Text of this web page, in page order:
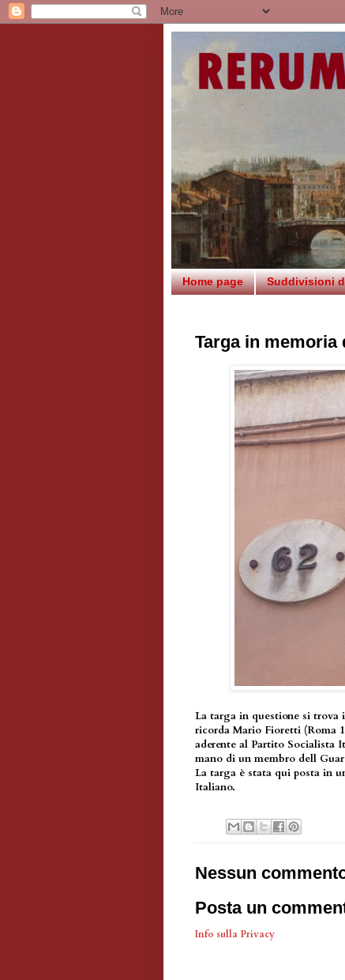
Home page Suddivisioni
Targa in memoria
La targa in questione si trova
ricorda Mario Fioretti (Roma
aderente al Partito Socialista
mano di un membro dell
La targa è stata qui posta in
Italiano.
Nessun
Posta un
Info sulla Privacy